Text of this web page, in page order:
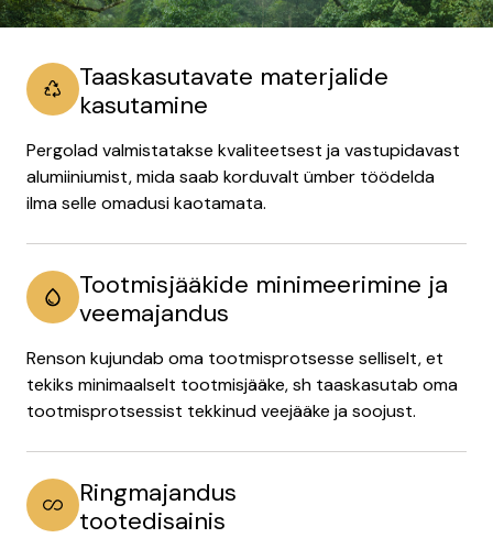
Taaskasutavate materjalide
kasutamine
Pergolad valmistatakse kvaliteetsest ja vastupidavast
alumiiniumist, mida saab korduvalt ümber töödelda
ilma selle omadusi kaotamata.
Tootmisjääkide minimeerimine ja
veemajandus
Renson kujundab oma tootmisprotsesse selliselt, et
tekiks minimaalselt tootmisjääke, sh taaskasutab oma
tootmisprotsessist tekkinud veejääke ja soojust.
Ringmajandus
tootedisainis